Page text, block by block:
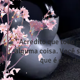
"Acredito que todo
alguma coisa. Você
que é e se